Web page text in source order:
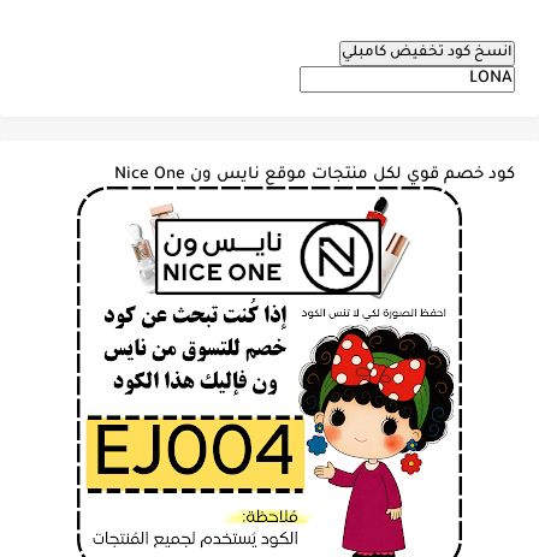
انسخ كود تخفيض كامبلي
كود خصم قوي لكل منتجات موقع نايس ون Nice One